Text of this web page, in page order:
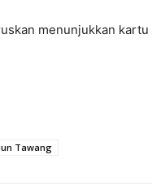
menunjukkan kartu
Tawang